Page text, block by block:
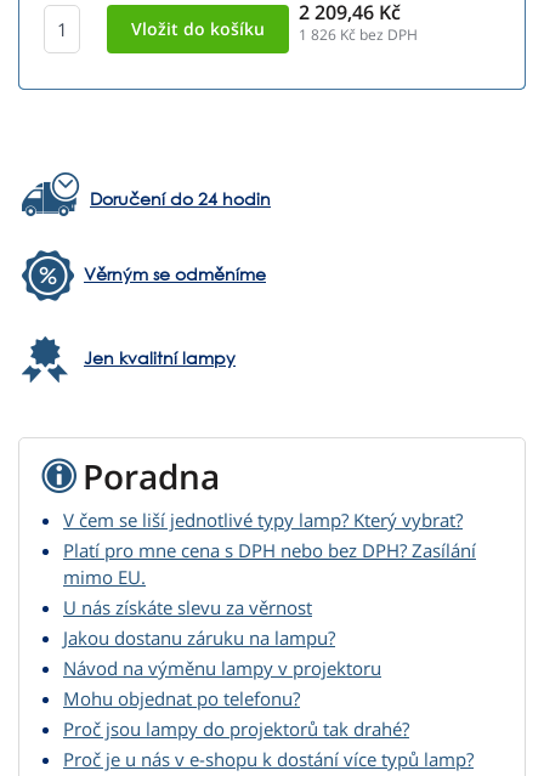
2 209,46 Kč
1 826 Kč bez DPH
Doručení do 24 hodin
Věrným se odměníme
Jen kvalitní lampy
Poradna
V čem se liší jednotlivé typy lamp? Který vybrat?
Platí pro mne cena s DPH nebo bez DPH? Zasílání
mimo EU.
U nás získáte slevu za věrnost
Jakou dostanu záruku na lampu?
Návod na výměnu lampy v projektoru
Mohu objednat po telefonu?
Proč jsou lampy do projektorů tak drahé?
Proč je u nás v e-shopu k dostání více typů lamp?